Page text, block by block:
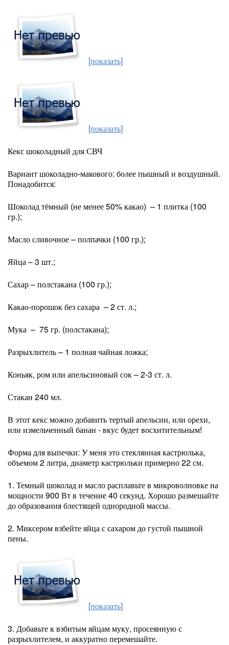
[показать]
[показать]
Кекс шоколадный для СВЧ
Вариант шоколадно-макового: более пышный и воздушный.
Понадобится:
Шоколад тёмный (не менее 50% какао) – 1 плитка (100
гр.);
Масло сливочное – полпачки (100 гр.);
Яйца – 3 шт.;
Сахар – полстакана (100 гр.);
Какао-порошок без сахара – 2 ст. л.;
Мука – 75 гр. (полстакана);
Разрыхлитель – 1 полная чайная ложка;
Коньяк, ром или апельсиновый сок – 2-3 ст. л.
Стакан 240 мл.
В этот кекс можно добавить тертый апельсин, или орехи,
или измельченный банан - вкус будет восхитительным!
Форма для выпечки: У меня это стеклянная кастрюлька,
объемом 2 литра, диаметр кастрюльки примерно 22 см.
1. Темный шоколад и масло расплавьте в микроволновке на
мощности 900 Вт в течение 40 секунд. Хорошо размешайте
до образования блестящей однородной массы.
2. Миксером взбейте яйца с сахаром до густой пышной
пены.
[показать]
3. Добавьте к взбитым яйцам муку, просеянную с
разрыхлителем, и аккуратно перемешайте.